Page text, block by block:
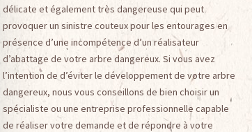
délicate et également très dangereuse qui peut
provoquer un sinistre couteux pour les entourages en
présence d’une incompétence d’un réalisateur
d’abattage de votre arbre dangereux. Si vous avez
l’intention de d’éviter le développement de votre arbre
dangereux, nous vous conseillons de bien choisir un
spécialiste ou une entreprise professionnelle capable
de réaliser votre demande et de répondre à votre